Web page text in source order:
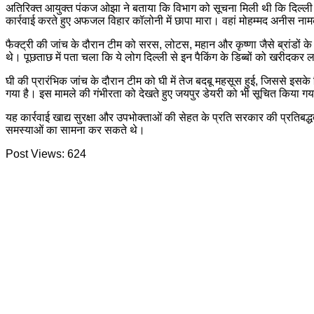
अतिरिक्त आयुक्त पंकज ओझा ने बताया कि विभाग को सूचना मिली थी कि
कार्रवाई करते हुए अफजल विहार कॉलोनी में छापा मारा। वहां मोहम्मद अनीस
फैक्ट्री की जांच के दौरान टीम को सरस, लोटस, महान और कृष्णा जैसे
थे। पूछताछ में पता चला कि ये लोग दिल्ली से इन पैकिंग के डिब्बों को
घी की प्रारंभिक जांच के दौरान टीम को घी में तेज बदबू महसूस हुई, जिससे
गया है। इस मामले की गंभीरता को देखते हुए जयपुर डेयरी को भी सूचित किया
यह कार्रवाई खाद्य सुरक्षा और उपभोक्ताओं की सेहत के प्रति सरकार की
समस्याओं का सामना कर सकते थे।
Post Views: 624